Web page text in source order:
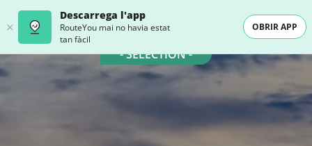
Descarrega l'app
RouteYou mai no havia estat
tan fàcil
OBRIR APP
- SELECTION -